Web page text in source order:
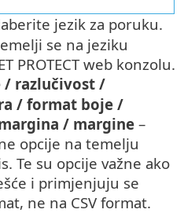
jezik za poruku.
se na jeziku
PROTECT web konzolu.
/ razlučivost /
/ format boje /
/ margine –
opcije na temelju
Te su opcije važne ako
i primjenjuju se
ne na CSV format.